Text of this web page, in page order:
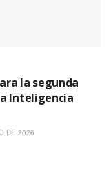
la segunda
Inteligencia
DE 2026